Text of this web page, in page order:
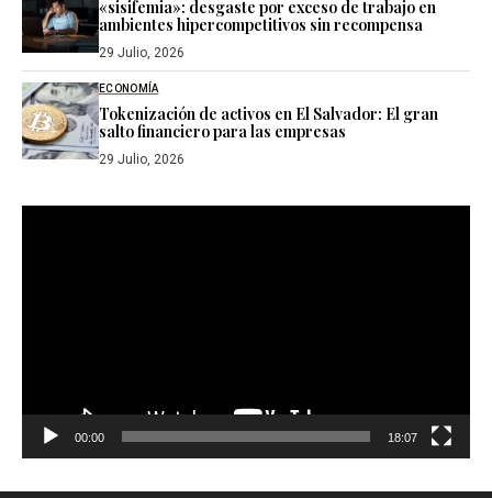
«sisifemia»: desgaste por exceso de trabajo en
ambientes hipercompetitivos sin recompensa
29 Julio, 2026
ECONOMÍA
Tokenización de activos en El Salvador: El gran
salto financiero para las empresas
29 Julio, 2026
00:00 18:07